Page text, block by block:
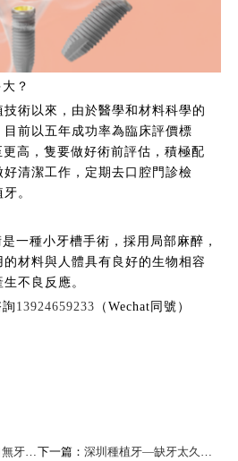
？
技術以來，由於醫學和材料科學的
前以五年成功率為臨床評價標
高，隻要做好術前評估，積極配
清潔工作，定期去口腔門診檢
。
一種小牙槽手術，採用局部麻醉，
材料與人體具有良好的生物相容
不良反應。
13924659233 （Wechat同號）
植牙 下一篇： ​深圳種植牙—缺牙太久還可以種牙嗎？